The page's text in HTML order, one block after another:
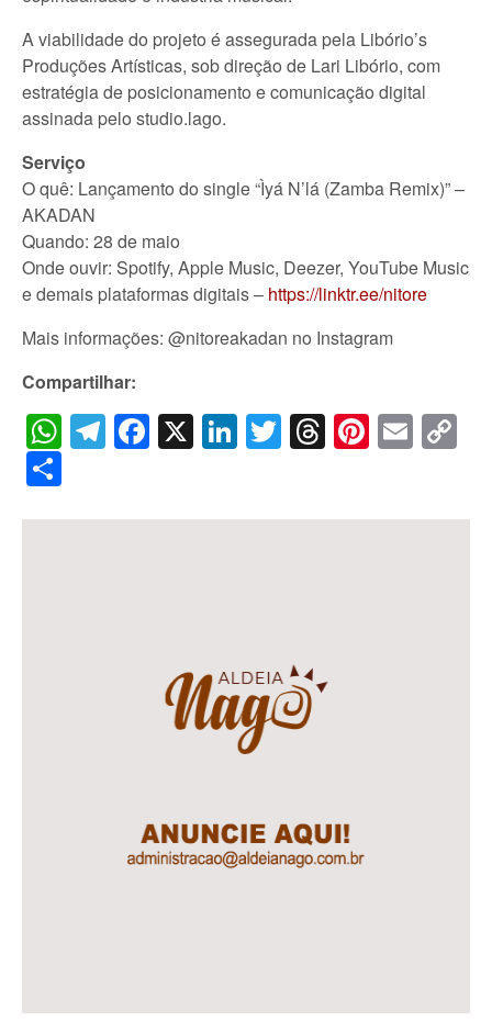
A viabilidade do projeto é assegurada pela Libório’s
Produções Artísticas, sob direção de Lari Libório, com
estratégia de posicionamento e comunicação digital
assinada pelo studio.lago.
Serviço
O quê: Lançamento do single “Ìyá N’lá (Zamba Remix)” –
AKADAN
Quando: 28 de maio
Onde ouvir: Spotify, Apple Music, Deezer, YouTube Music
e demais plataformas digitais – https://linktr.ee/nitore
Mais informações: @nitoreakadan no Instagram
Compartilhar:
WhatsApp
Telegram
Facebook
X LinkedIn
Twitter
Threads